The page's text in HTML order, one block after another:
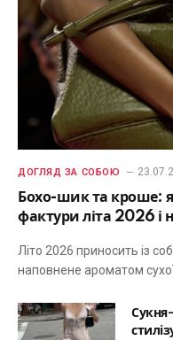
ДОГЛЯД ЗА СОБОЮ
Бохо-шик та кроше:
фактури літа 2026 і
Літо 2026 приносить із
наповнене ароматом